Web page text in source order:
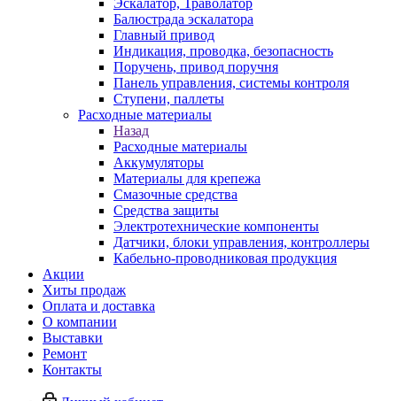
Эскалатор, Траволатор
Балюстрада эскалатора
Главный привод
Индикация, проводка, безопасность
Поручень, привод поручня
Панель управления, системы контроля
Ступени, паллеты
Расходные материалы
Назад
Расходные материалы
Аккумуляторы
Материалы для крепежа
Смазочные средства
Средства защиты
Электротехнические компоненты
Датчики, блоки управления, контроллеры
Кабельно-проводниковая продукция
Акции
Хиты продаж
Оплата и доставка
О компании
Выставки
Ремонт
Контакты